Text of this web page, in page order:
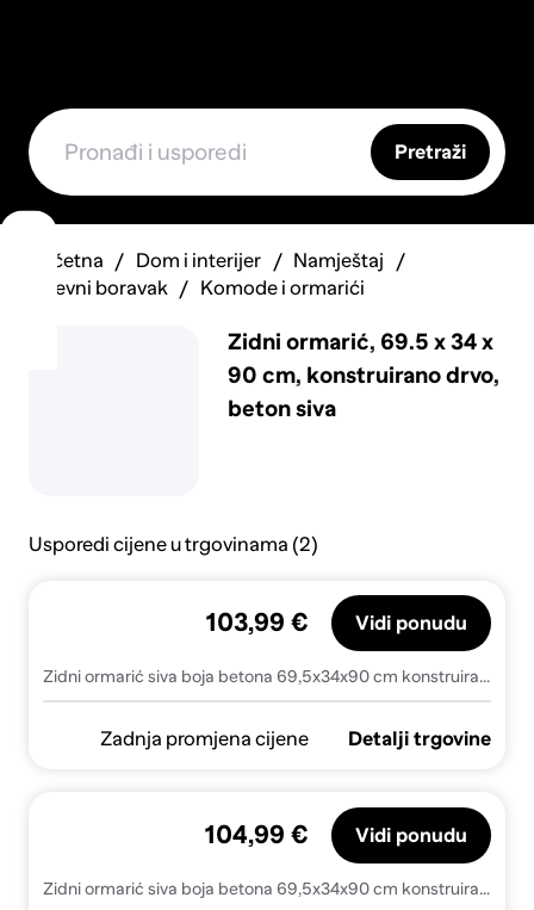
Pretraži
Početna Dom i interijer
Namještaj
Dnevni boravak
Komode i ormarići
Zidni ormarić, 69.5 x 34 x
90 cm, konstruirano drvo,
beton siva
Usporedi cijene u trgovinama (2)
Zidni ormarić siva boja betona 69,5x34x90 cm konstruirano drvo
103,99 € Vidi ponudu
Zadnja promjena cijene Detalji trgovine
Zidni ormarić siva boja betona 69,5x34x90 cm konstruirano drvo
104,99 € Vidi ponudu